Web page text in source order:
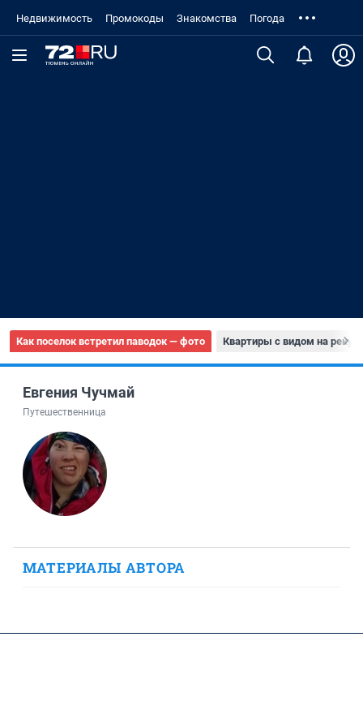
Недвижимость Промокоды Знакомства Погода
Как поселок встретил паводок — фото Квартиры с видом на реку
Евгения Чучмай
Путешественница
МАТЕРИАЛЫ АВТОРА